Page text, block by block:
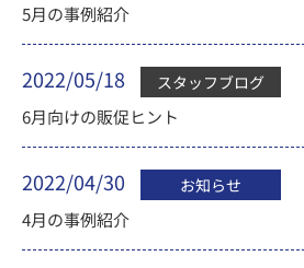
5月の事例紹介
2022/05/18 スタッフブログ
6月向けの販促ヒント
2022/04/30 お知らせ
4月の事例紹介